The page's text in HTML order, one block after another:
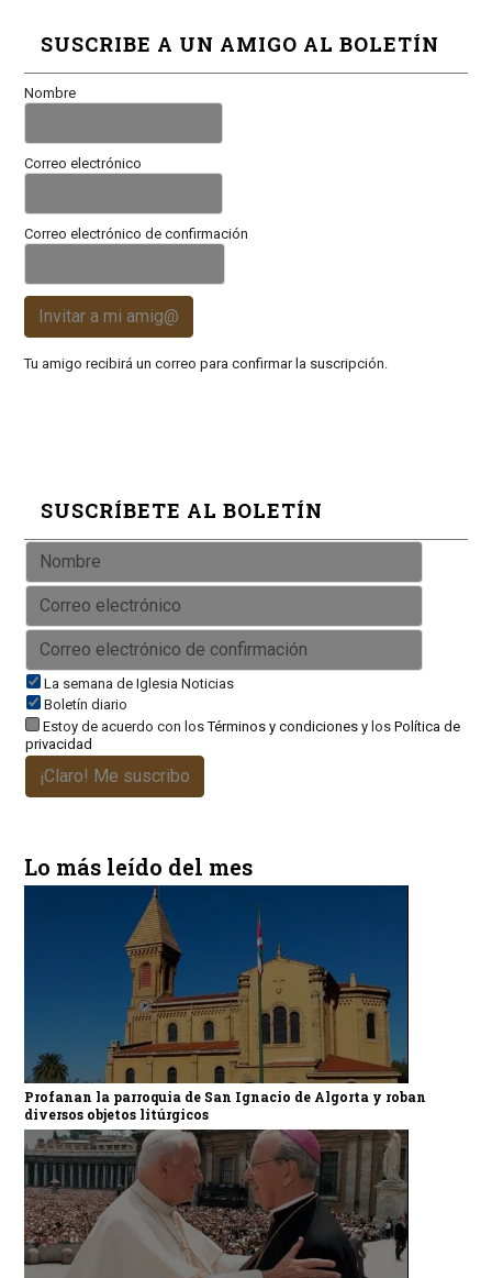
SUSCRIBE A UN AMIGO AL BOLETÍN
Nombre
Correo electrónico
Correo electrónico de confirmación
Invitar a mi amig@
Tu amigo recibirá un correo para confirmar la suscripción.
SUSCRÍBETE AL BOLETÍN
La semana de Iglesia Noticias
Boletín diario
Estoy de acuerdo con losTérminos y condicionesy los Política de
privacidad
¡Claro! Me suscribo
Lo más leído del mes
Profanan la parroquia de San Ignacio de Algorta y roban
diversos objetos litúrgicos